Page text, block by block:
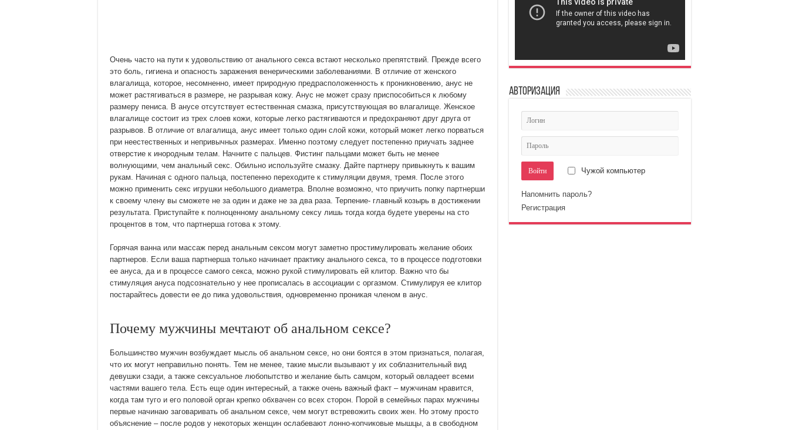
Очень часто на пути к удовольствию от анального секса встают несколько препятствий. Прежде всего
это боль, гигиена и опасность заражения венерическими заболеваниями. В отличие от женского
влагалища, которое, несомненно, имеет природную предрасположенность к проникновению, анус не
может растягиваться в размере, не разрывая кожу. Анус не может сразу приспособиться к любому
размеру пениса. В анусе отсутствует естественная смазка, присутствующая во влагалище. Женское
влагалище состоит из трех слоев кожи, которые легко растягиваются и предохраняют друг друга от
разрывов. В отличие от влагалища, анус имеет только один слой кожи, который может легко порваться
при неестественных и непривычных размерах. Именно поэтому следует постепенно приучать заднее
отверстие к инородным телам. Начните с пальцев. Фистинг пальцами может быть не менее
волнующими, чем анальный секс. Обильно используйте смазку. Дайте партнеру привыкнуть к вашим
рукам. Начиная с одного пальца, постепенно переходите к стимуляции двумя, тремя. После этого
можно применить секс игрушки небольшого диаметра. Вполне возможно, что приучить попку партнерши
к своему члену вы сможете не за один и даже не за два раза. Терпение- главный козырь в достижении
результата. Приступайте к полноценному анальному сексу лишь тогда когда будете уверены на сто
процентов в том, что партнерша готова к этому.
Горячая ванна или массаж перед анальным сексом могут заметно простимулировать желание обоих
партнеров. Если ваша партнерша только начинает практику анального секса, то в процессе подготовки
ее ануса, да и в процессе самого секса, можно рукой стимулировать ей клитор. Важно что бы
стимуляция ануса подсознательно у нее прописалась в ассоциации с оргазмом. Стимулируя ее клитор
постарайтесь довести ее до пика удовольствия, одновременно проникая членом в анус.
Почему мужчины мечтают об анальном сексе?
Большинство мужчин возбуждает мысль об анальном сексе, но они боятся в этом признаться, полагая,
что их могут неправильно понять. Тем не менее, такие мысли вызывают у их соблазнительный вид
девушки сзади, а также сексуальное любопытство и желание быть самцом, который овладеет всеми
частями вашего тела. Есть еще один интересный, а также очень важный факт – мужчинам нравится,
когда там туго и его половой орган крепко обхвачен со всех сторон. Порой в семейных парах мужчины
первые начинаю заговаривать об анальном сексе, чем могут встревожить своих жен. Но этому просто
объяснение – после родов у некоторых женщин ослабевают лонно-копчиковые мышцы, а в свободном
Авторизация
Чужой компьютер
Напомнить пароль?
Регистрация